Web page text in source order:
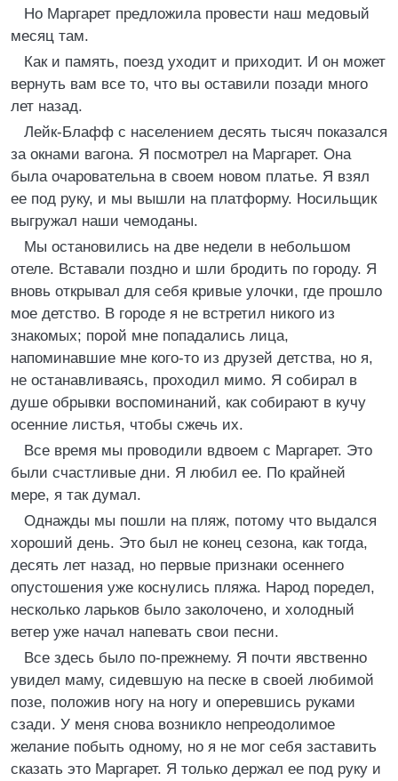
Но Маргарет предложила провести наш медовый
месяц там.
Как и память, поезд уходит и приходит. И он может
вернуть вам все то, что вы оставили позади много
лет назад.
Лейк-Блафф с населением десять тысяч показался
за окнами вагона. Я посмотрел на Маргарет. Она
была очаровательна в своем новом платье. Я взял
ее под руку, и мы вышли на платформу. Носильщик
выгружал наши чемоданы.
Мы остановились на две недели в небольшом
отеле. Вставали поздно и шли бродить по городу. Я
вновь открывал для себя кривые улочки, где прошло
мое детство. В городе я не встретил никого из
знакомых; порой мне попадались лица,
напоминавшие мне кого-то из друзей детства, но я,
не останавливаясь, проходил мимо. Я собирал в
душе обрывки воспоминаний, как собирают в кучу
осенние листья, чтобы сжечь их.
Все время мы проводили вдвоем с Маргарет. Это
были счастливые дни. Я любил ее. По крайней
мере, я так думал.
Однажды мы пошли на пляж, потому что выдался
хороший день. Это был не конец сезона, как тогда,
десять лет назад, но первые признаки осеннего
опустошения уже коснулись пляжа. Народ поредел,
несколько ларьков было заколочено, и холодный
ветер уже начал напевать свои песни.
Все здесь было по-прежнему. Я почти явственно
увидел маму, сидевшую на песке в своей любимой
позе, положив ногу на ногу и оперевшись руками
сзади. У меня снова возникло непреодолимое
желание побыть одному, но я не мог себя заставить
сказать это Маргарет. Я только держал ее под руку и